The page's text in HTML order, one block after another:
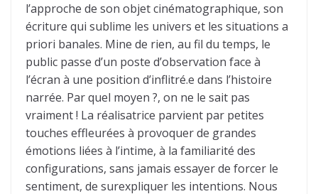
l’approche de son objet cinématographique, son
écriture qui sublime les univers et les situations a
priori banales. Mine de rien, au fil du temps, le
public passe d’un poste d’observation face à
l’écran à une position d’inflitré.e dans l’histoire
narrée. Par quel moyen ?, on ne le sait pas
vraiment ! La réalisatrice parvient par petites
touches effleurées à provoquer de grandes
émotions liées à l’intime, à la familiarité des
configurations, sans jamais essayer de forcer le
sentiment, de surexpliquer les intentions. Nous